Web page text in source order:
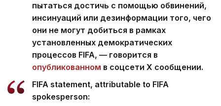
пытаться достичь с помощью обвинений,
инсинуаций или дезинформации того, чего
они не могут добиться в рамках
установленных демократических
процессов FIFA, — говорится в
опубликованном в соцсети Х сообщении.
FIFA statement, attributable to FIFA
spokesperson: